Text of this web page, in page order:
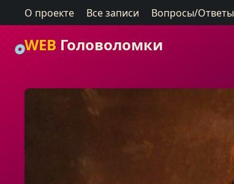
О проекте Все записи Вопросы/Ответы
WEB Головоломки